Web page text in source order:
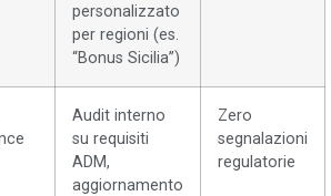
personalizzato
per regioni (es.
“Bonus Sicilia”)
Audit interno
su requisiti
ADM,
aggiornamento
Zero
segnalazioni
regulatorie